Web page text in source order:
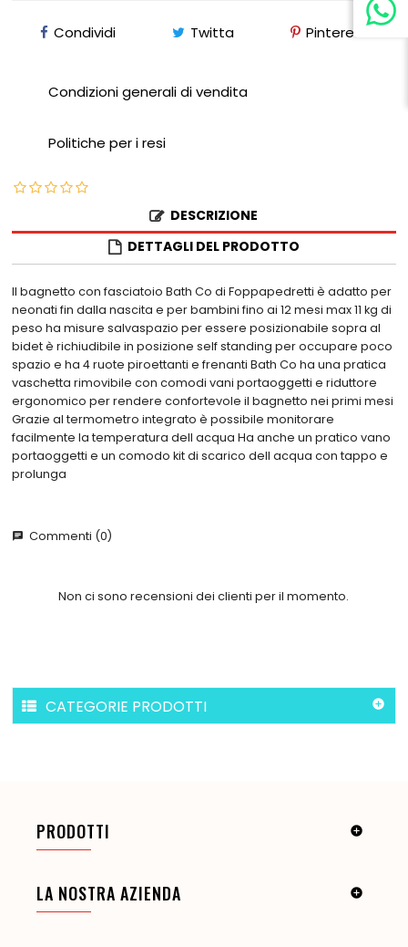
Condividi Twitta Pinterest
Condizioni generali di vendita
Politiche per i resi
DESCRIZIONE
DETTAGLI DEL PRODOTTO
Il bagnetto con fasciatoio Bath Co di Foppapedretti è adatto per
neonati fin dalla nascita e per bambini fino ai 12 mesi max 11 kg di
peso ha misure salvaspazio per essere posizionabile sopra al
bidet è richiudibile in posizione self standing per occupare poco
spazio e ha 4 ruote piroettanti e frenanti Bath Co ha una pratica
vaschetta rimovibile con comodi vani portaoggetti e riduttore
ergonomico per rendere confortevole il bagnetto nei primi mesi
Grazie al termometro integrato è possibile monitorare
facilmente la temperatura dell acqua Ha anche un pratico vano
portaoggetti e un comodo kit di scarico dell acqua con tappo e
prolunga
chat Commenti (0)
Non ci sono recensioni dei clienti per il momento.
CATEGORIE PRODOTTI 
PRODOTTI 
LA NOSTRA AZIENDA 